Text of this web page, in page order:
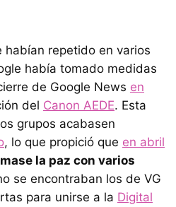
habían repetido en varios
había tomado medidas
de Google News en
del Canon AEDE. Esta
grupos acabasen
, lo que propició que en abril
la paz con varios
se encontraban los de VG
para unirse a la Digital